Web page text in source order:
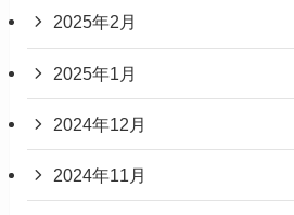
2025年2月
2025年1月
2024年12月
2024年11月